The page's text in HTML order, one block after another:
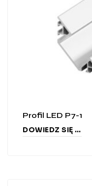
Profil LED P7-1
DOWIEDZ SIĘ WIĘCEJ